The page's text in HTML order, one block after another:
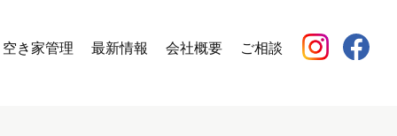
空き家管理 最新情報 会社概要 ご相談